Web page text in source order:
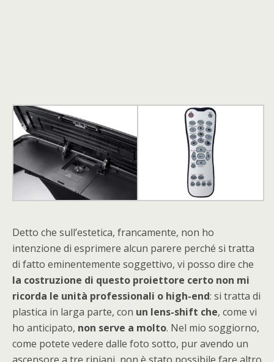
Detto che sull’estetica, francamente, non ho
intenzione di esprimere alcun parere perché si tratta
di fatto eminentemente soggettivo, vi posso dire che
la costruzione di questo proiettore certo non mi
ricorda le unità professionali o high-end: si tratta di
plastica in larga parte, con un lens-shift che, come vi
ho anticipato, non serve a molto. Nel mio soggiorno,
come potete vedere dalle foto sotto, pur avendo un